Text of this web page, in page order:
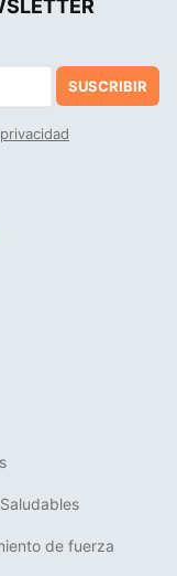
SUSCRIBIR
de fuerza